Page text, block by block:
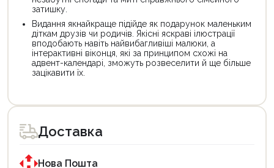
затишку.
Видання якнайкраще підійде як подарунок маленьким
діткам друзів чи родичів. Якісні яскраві ілюстрації
вподобають навіть найвибагливіші малюки, а
інтерактивні віконця, які за принципом схожі на
адвент-календарі, зможуть розвеселити й ще більше
зацікавити їх.
товар
для
покупки
державною
програмою
товар
для
покупки
державною
програмою
Доставка
Нова Пошта